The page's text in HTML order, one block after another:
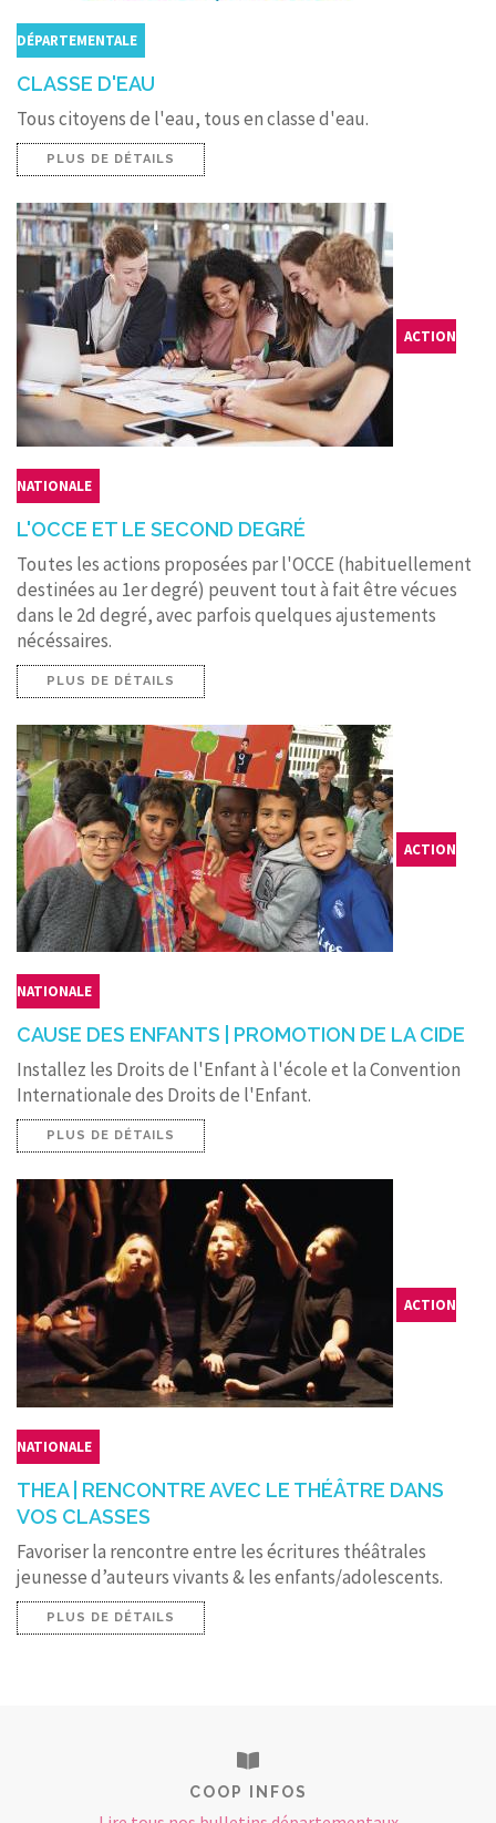
DÉPARTEMENTALE
CLASSE D'EAU
Tous citoyens de l'eau, tous en classe d'eau.
PLUS DE DÉTAILS
ACTION
NATIONALE
L'OCCE ET LE SECOND DEGRÉ
Toutes les actions proposées par l'OCCE (habituellement
destinées au 1er degré) peuvent tout à fait être vécues
dans le 2d degré, avec parfois quelques ajustements
nécéssaires.
PLUS DE DÉTAILS
ACTION
NATIONALE
CAUSE DES ENFANTS | PROMOTION DE LA CIDE
Installez les Droits de l'Enfant à l'école et la Convention
Internationale des Droits de l'Enfant.
PLUS DE DÉTAILS
ACTION
NATIONALE
THEA | RENCONTRE AVEC LE THÉÂTRE DANS
VOS CLASSES
Favoriser la rencontre entre les écritures théâtrales
jeunesse d’auteurs vivants & les enfants/adolescents.
PLUS DE DÉTAILS
COOP INFOS